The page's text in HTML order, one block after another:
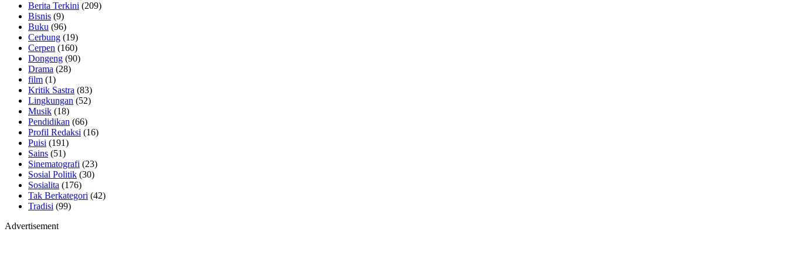
Berita Terkini (209)
Bisnis (9)
Buku (96)
Cerbung (19)
Cerpen (160)
Dongeng (90)
Drama (28)
film (1)
Kritik Sastra (83)
Lingkungan (52)
Musik (18)
Pendidikan (66)
Profil Redaksi (16)
Puisi (191)
Sains (51)
Sinematografi (23)
Sosial Politik (30)
Sosialita (176)
Tak Berkategori (42)
Tradisi (99)
Advertisement